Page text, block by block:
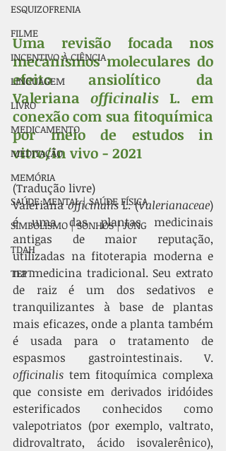
ESQUIZOFRENIA
FILME
INCENTIVO À CIÊNCIA
LINGUAGEM
LIVRO
MEDICAMENTO
MEDITAÇÃO
MEMÓRIA
SAÚDE MENTAL | SAÚDE FÍSICA
SIMBOLISMO | SONHOS | JUNG
TDAH
TEPT
Uma revisão focada nos
mecanismos moleculares do
efeito ansiolítico da
Valeriana officinalis L. em
conexão com sua fitoquímica
por meio de estudos in
vitro/in vivo - 2021
(Tradução livre)
Valeriana officinalis L. (Valerianaceae)
é uma das plantas medicinais
antigas de maior reputação,
utilizadas na fitoterapia moderna e
na medicina tradicional. Seu extrato
de raiz é um dos sedativos e
tranquilizantes à base de plantas
mais eficazes, onde a planta também
é usada para o tratamento de
officinalis tem fitoquímica complexa
que consiste em derivados iridóides
esterificados conhecidos como
valepotriatos (por exemplo, valtrato,
didrovaltrato, ácido isovalerênico),